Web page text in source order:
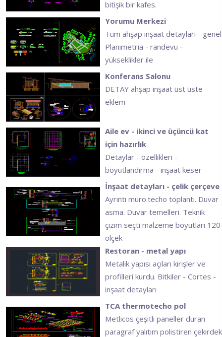
bitişik bir kafes.
Yorumu Merkezi
Tüm ahşap inşaat detayları - genel
Planimetria - randevu -
yükseklikler ile
Konferans Salonu
DETAY ahşap inşaat üst üste
eklem
Aile ev - ikinci ve üçüncü kat
için hazırlık
Detaylar - özellikleri -
boyutlandırma - inşaat keser
İnşaat detayları - çelik çerçeve
Ayrıntı muro.techo toplantı. Duvar
asma. Duvar temelleri. Teknik
çizim seçti malzeme boyutları 120
ölçek
Restoran - metal yapı
Metalik yapısı açıları kirişler ve
profilleri kurdu. Bitkiler - Cortes -
inşaat detayları
TCA thermotecho pol
Metlicos çeşitli paneller duran
paragraf yalıtım polistiren çekirdek